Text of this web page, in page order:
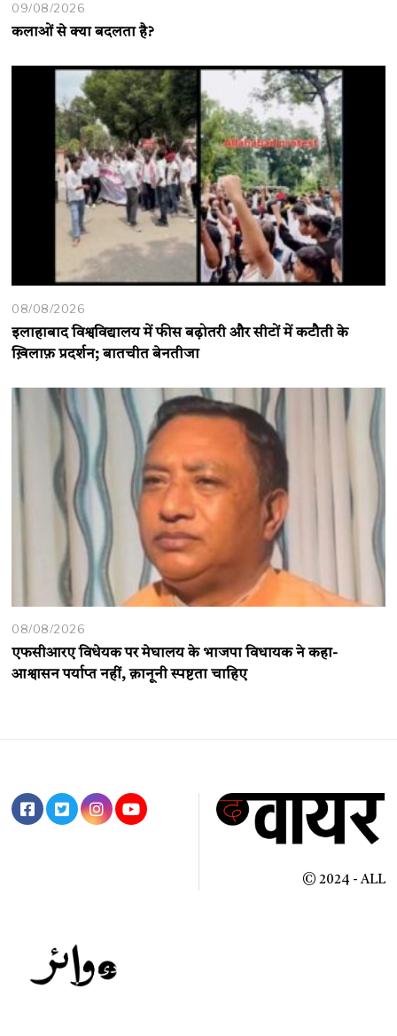
09/08/2026
कलाओं से क्या बदलता है?
08/08/2026
इलाहाबाद विश्वविद्यालय में फीस बढ़ोतरी और सीटों में कटौती के
ख़िलाफ़ प्रदर्शन; बातचीत बेनतीजा
08/08/2026
एफसीआरए विधेयक पर मेघालय के भाजपा विधायक ने कहा-
आश्वासन पर्याप्त नहीं, क़ानूनी स्पष्टता चाहिए
© 2024 - ALL